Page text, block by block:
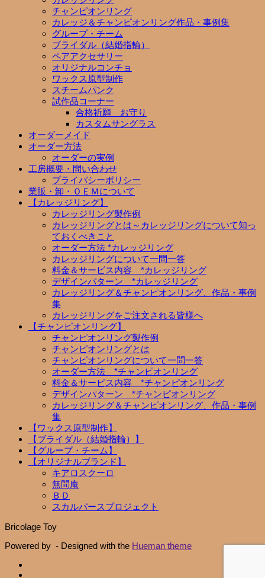
チャンピオンリング
カレッジ＆チャンピオンリング作品・事例集
グループ・チーム
ブライダル（結婚指輪）
ペアアクセサリー
オリジナルコンチョ
ワックス原型制作
スチームパンク
試作品コーナー
合格祈願 お守り
カスタムサングラス
オーダーメイド
オーダー方法
オーダーの実例
工房概要・問い合わせ
プライバシーポリシー
業販・卸・ＯＥＭについて
【カレッジリング】
カレッジリング製作例
カレッジリングとは～カレッジリングについて知っ
ておくべきこと
オーダー方法 *カレッジリング
カレッジリングについて一問一答
料金＆サービス内容 *カレッジリング
デザインパターン *カレッジリング
カレッジリング＆チャンピオンリング、作品・事例
集
カレッジリングをご注文される皆様へ
【チャンピオンリング】
チャンピオンリング製作例
チャンピオンリングとは
チャンピオンリングについて一問一答
オーダー方法 *チャンピオンリング
料金＆サービス内容 *チャンピオンリング
デザインパターン *チャンピオンリング
カレッジリング＆チャンピオンリング、作品・事例
集
【ワックス原型制作】
【ブライダル（結婚指輪）】
【グループ・チーム】
【オリジナルブランド】
キアロスクーロ
無問庵
ＢＤ
スカルバースプロジェクト
Bricolage Toy
Powered by - Designed with the Hueman theme